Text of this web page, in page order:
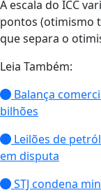
A escala do ICC
pontos (otimismo
que separa o
Leia Também:
Balança
bilhões
Leilões de
em disputa
STJ condena